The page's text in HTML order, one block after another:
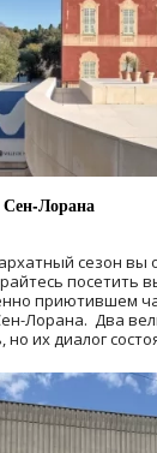
Лорана
сезон вы
посетить
приютившем
Лорана. Два
их диалог